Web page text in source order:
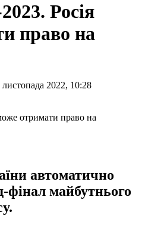
Росія
право на
2022, 10:28
автоматично
фінал майбутнього